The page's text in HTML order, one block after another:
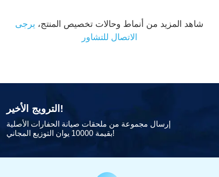
شاهد المزيد من أنماط وحالات تخصيص المنتج، يرجى
الاتصال للتشاور
الترويج الأخير!
إرسال مجموعة من ملحقات صيانة الحفارات الأصلية
بقيمة 10000 يوان التوزيع المجاني!